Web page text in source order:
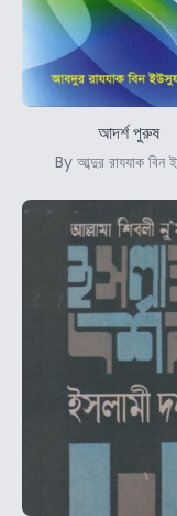
আদর্শ পুরুষ
By আব্দুর রাযযাক বিন